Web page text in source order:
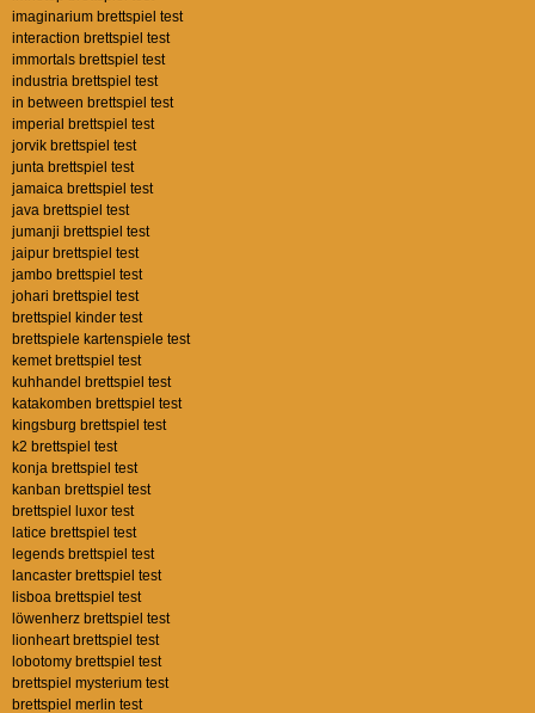
imaginarium brettspiel test
interaction brettspiel test
immortals brettspiel test
industria brettspiel test
in between brettspiel test
imperial brettspiel test
jorvik brettspiel test
junta brettspiel test
jamaica brettspiel test
java brettspiel test
jumanji brettspiel test
jaipur brettspiel test
jambo brettspiel test
johari brettspiel test
brettspiel kinder test
brettspiele kartenspiele test
kemet brettspiel test
kuhhandel brettspiel test
katakomben brettspiel test
kingsburg brettspiel test
k2 brettspiel test
konja brettspiel test
kanban brettspiel test
brettspiel luxor test
latice brettspiel test
legends brettspiel test
lancaster brettspiel test
lisboa brettspiel test
löwenherz brettspiel test
lionheart brettspiel test
lobotomy brettspiel test
brettspiel mysterium test
brettspiel merlin test